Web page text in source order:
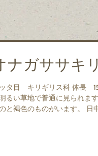
ナガササキリ
タ目 キリギリス科 体長 15
るい草地で普通に見られま
と褐色のものがいます。 日